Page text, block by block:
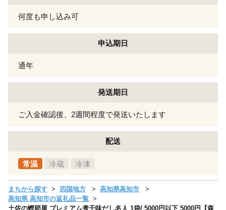
何度も申し込み可
申込期日
通年
発送期日
ご入金確認後、2週間程度で発送いたします
配送
常温 冷蔵 冷凍
まちから探す 四国地方
高知県高知市
高知県 高知市の返礼品一覧
土佐の鰹節屋 プレミアム煮干味だし名人 1袋/ 5000円以下 5000円【森